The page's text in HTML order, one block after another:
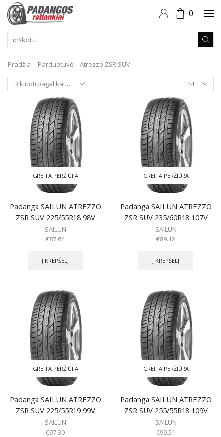
0
Pradžia Parduotuvė
Atrezzo ZSR SUV
Produktai
puslapyje
GREITA PERŽIŪRA
Padanga SAILUN ATREZZO
ZSR SUV 225/55R18 98V
SAILUN
€87.64
Į KREPŠELĮ
GREITA PERŽIŪRA
Padanga SAILUN ATREZZO
ZSR SUV 235/60R18 107V
SAILUN
€89.12
Į KREPŠELĮ
GREITA PERŽIŪRA
Padanga SAILUN ATREZZO
ZSR SUV 225/55R19 99V
SAILUN
€97.30
GREITA PERŽIŪRA
Padanga SAILUN ATREZZO
ZSR SUV 255/55R18 109V
SAILUN
€99.51